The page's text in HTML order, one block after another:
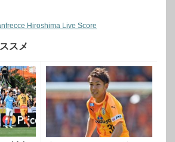
Hiroshima Live Score
スメ